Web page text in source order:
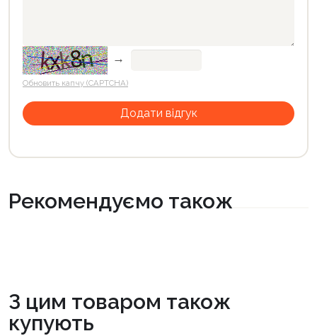
→
Обновить капчу (CAPTCHA)
Рекомендуємо також
З цим товаром також
купують